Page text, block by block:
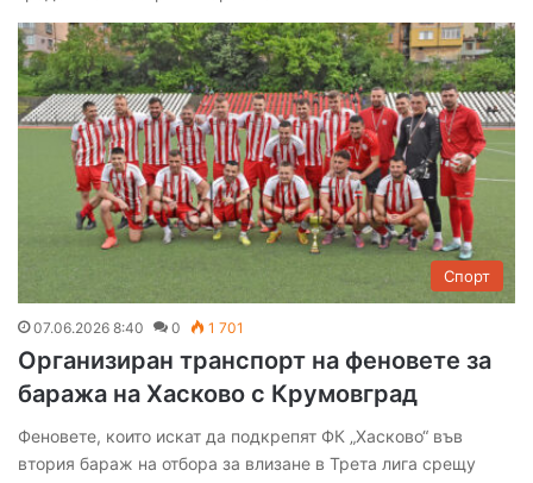
Спорт
07.06.2026 8:40 0 1 701
Организиран транспорт на феновете за
баража на Хасково с Крумовград
Феновете, които искат да подкрепят ФК „Хасково“ във
втория бараж на отбора за влизане в Трета лига срещу